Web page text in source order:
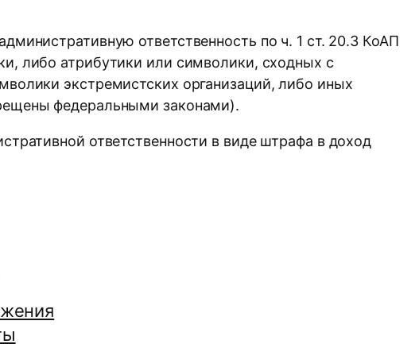
ответственность по ч. 1 ст. 20.3 КоАП
либо атрибутики или символики, сходных с
экстремистских организаций, либо иных
федеральными законами).
ответственности в виде штрафа в доход